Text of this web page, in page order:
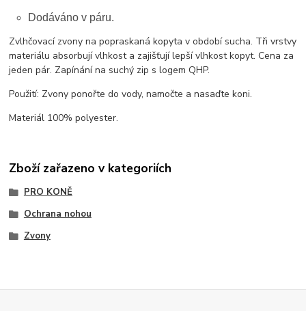
Dodáváno v páru.
Zvlhčovací zvony na popraskaná kopyta v období sucha. Tři vrstvy
materiálu absorbují vlhkost a zajišťují lepší vlhkost kopyt. Cena za
jeden pár. Zapínání na suchý zip s logem QHP.
Použití: Zvony ponořte do vody, namočte a nasaďte koni.
Materiál 100% polyester.
Zboží zařazeno v kategoriích
PRO KONĚ
Ochrana nohou
Zvony